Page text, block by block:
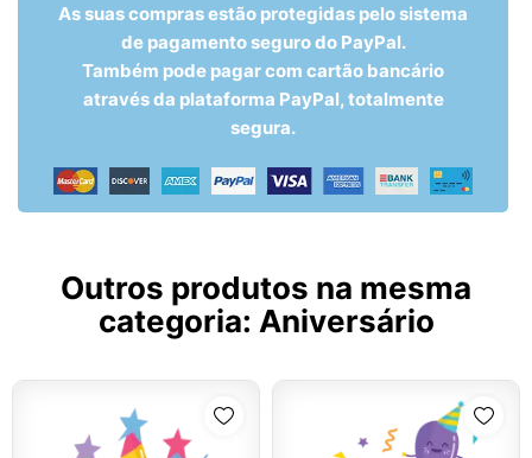
As suas compras estão protegidas pelo sistema
de pagamento seguro do PayPal.
Também pode pagar com cartão bancário
através da plataforma PayPal, totalmente
segura.
Outros produtos na mesma
categoria: Aniversário